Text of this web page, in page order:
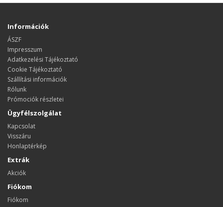
Információk
ÁSZF
Impresszum
Adatkezelési Tájékoztató
Cookie Tájékoztató
Szállítási információk
Rólunk
Prómociók részletei
Ügyfélszolgálat
Kapcsolat
Visszáru
Honlaptérkép
Extrák
Akciók
Fiókom
Fiókom